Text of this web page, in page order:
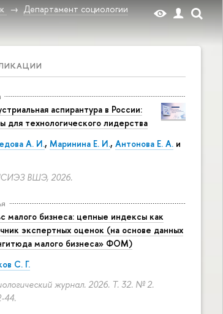
Департамент социологии
аспирантура в России:
для технологического лидерства
А. И., Маринина Е. И., Антонова Е. А. и
ВШЭ, 2026.
малого бизнеса: цепные индексы как
экспертных оценок (на основе данных
малого бизнеса» ФОМ)
С. Г.
журнал. 2026. Т. 32. № 2.
44.